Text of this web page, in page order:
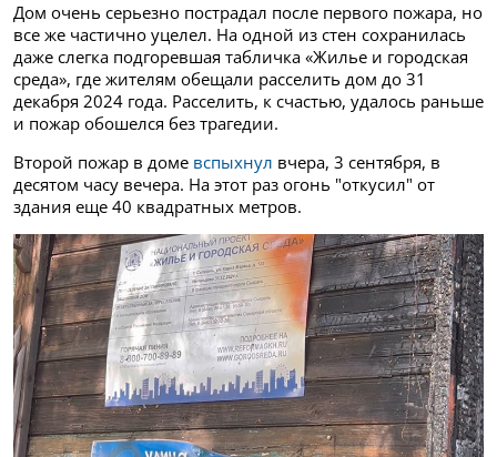
Дом очень серьезно пострадал после первого пожара, но
все же частично уцелел. На одной из стен сохранилась
даже слегка подгоревшая табличка «Жилье и городская
среда», где жителям обещали расселить дом до 31
декабря 2024 года. Расселить, к счастью, удалось раньше
и пожар обошелся без трагедии.
Второй пожар в доме вспыхнул вчера, 3 сентября, в
десятом часу вечера. На этот раз огонь "откусил" от
здания еще 40 квадратных метров.